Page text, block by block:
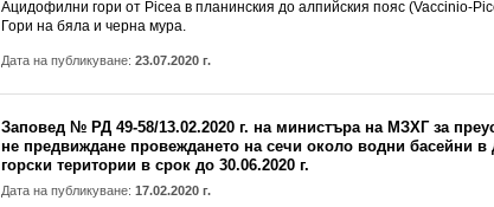
Ацидофилни гори от Picea в планинския до алпийския пояс (Vaccinio-
Гори на бяла и черна мура.
Дата на публикуване: 23.07.2020 г.
Заповед № РД 49-58/13.02.2020 г. на министъра на МЗХГ за
не предвиждане провеждането на сечи около водни басейни
горски територии в срок до 30.06.2020 г.
Дата на публикуване: 17.02.2020 г.